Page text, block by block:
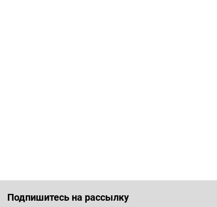
Подпишитесь на рассылку